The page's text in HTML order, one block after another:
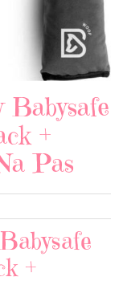
Babysafe
+
Pas
+